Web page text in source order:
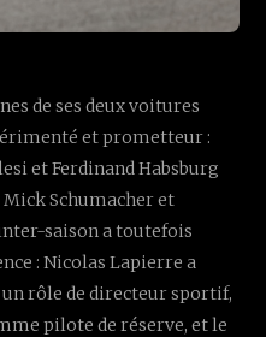
de ses deux voitures
et prometteur :
et Ferdinand Habsburg
Schumacher et
saison a toutefois
: Nicolas Lapierre a
rôle de directeur sportif,
pilote de réserve, et le